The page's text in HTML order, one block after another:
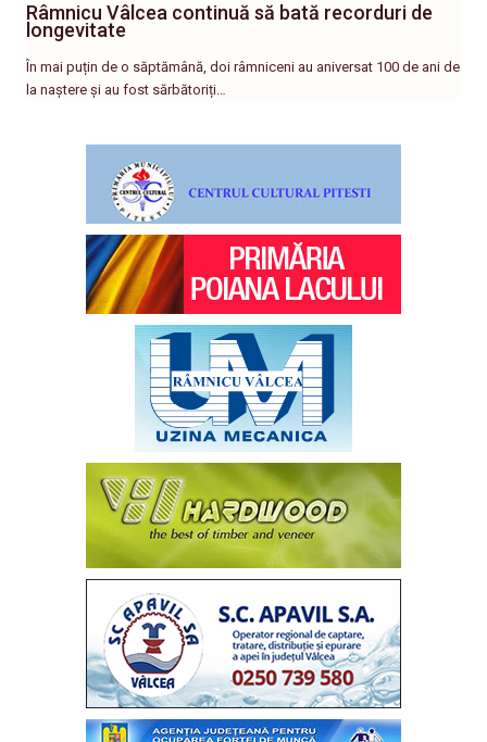
Râmnicu Vâlcea continuă să bată recorduri de
longevitate
În mai puțin de o săptămână, doi râmniceni au aniversat 100 de ani de
la naștere și au fost sărbătoriți…